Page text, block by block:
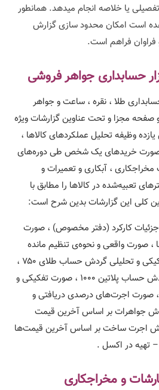
یا خلاصه انجام میدهد. همانطور
است امکان محدود سازی گزارش
فراوان فراهم است.
حسابداری جواهر فروشی
طلا ، نقره ، ساعت و جواهر
صفحه مجزا و تحت عناوین گزارشات ویژه
وظیفه تحلیل عملکردهای کالاها ،
صورت خریدهای یک شخص طی دوره‌های
،‌ آبکاری و تعمیرات و
تعبیه‌شده در کالاها را مطابق با
کلی این گزارشات بدین شرح است:
کارکرد (دفتر مخصوص) ، صورت
، صورت واقعی و نحوه‌ی تنظیم مانده
حساب فاکتورها ، صورت تفکیکی و تحلیلی گردش حساب طلای ۷۵۰ ،
صورت تفکیکی و تحلیلی گردش حساب پلاتین ۱۰۰۰ ، صورت تفکیکی و
صورت اجرت‌های درصدی دریافتی و
جواهرات بر اساس آخرین قیمت‌
اجرت ساخت بر اساس آخرین قیمت‌‌ها‌
– تهیه در اکسل .
و مخراجکاری